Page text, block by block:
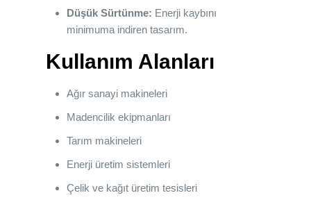
Düşük Sürtünme: Enerji kaybını
minimuma indiren tasarım.
Kullanım Alanları
Ağır sanayi makineleri
Madencilik ekipmanları
Tarım makineleri
Enerji üretim sistemleri
Çelik ve kağıt üretim tesisleri